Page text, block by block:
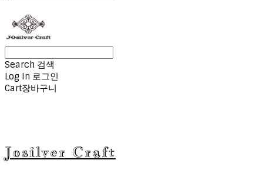
Search 검색
Log In 로그인
Cart장바구니
Josilver Craft